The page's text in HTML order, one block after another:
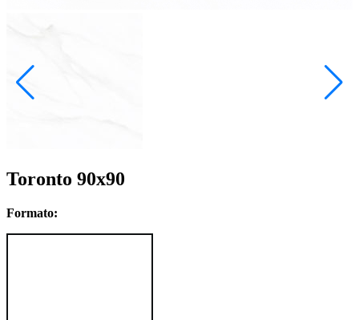
Toronto 90x90
Formato: